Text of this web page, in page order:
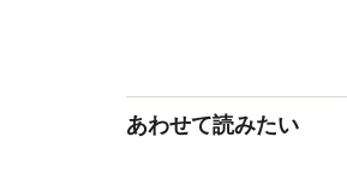
あわせて読みたい